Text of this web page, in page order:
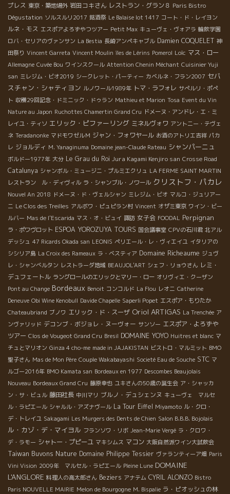
プレス 東京・築地場外 岩田コキさん レストラン・グラン８ Paris Bistro
Dégustation ソルスルリ2017 銘酒祭 Le Balaise lot 1417 コート・ド・レイヨン
ルネ・モス エスポアよろずやつツアー Petit Max キューヴェ・ヴォアラ 輪飲学園
ロバ・セリアのヴァンサン La Bestia 長崎アンペキャブル Damien COQUELET 神
田祭り Vincent Garreta Vincent Moulin îles de Lérins Pomerol Loïc マス・ロー
Allemagne Cuvée Bou ワインスクール Attention Chenin Méchant Cuisinier Yuji
san ミレジム・ビオ2019 シークレット・パーティー カベルネ・フラン2007 セバ
スチャン・シャティヨン ルノワール1989年 トマ・ラフォレ サぺルリ・ポぺ
ト 収穫29回記念・ドミニック・ドゥラン Mathieu et Marion Tosa Event du Vin
Nature au Japon Ruchottes Chamertin Grand Cru ドメーヌ・アンドレ・エ・ミ
レイユ・ティソ エリック・ピファーリング ミネルヴォワ アントニー・テヴェ
ネ Teradanonke マドモワゼルＭ ジャン・フォワヤール お酒のアトリエ吉祥 パカ
レ ジョルディ M. Yanaginuma Domaine jean-Claude Rateau シャンパーニュ
ボルドー1977年 大分 Le Grau du Roi Jura Kagami Kenjiro san Crosse Road
Catalunya シャンボル・ミュージニ・プルミエクリュ LA FERME SAINT MARTIN
レストラン ル・ディヴィル ラ・シャンブル・ノワール クリストフ・パカレ
Nouvel An 2018 ドメーヌ・ド・ヴェルシャン ミレジム・ビオ マルコ・ジュリアー
ニ Le Clos des Treilles アルボワ・ピュピラン村 Vincent オザミ東京 ワイン・ビー
ルバー Mas de l'Escarida マス・オ・ビュイ 諏訪 女子会 FOODAL Perpignan
ラ・ポワヴロット ESPOA YOROZUYA TOURS 国会議事堂 CPVの石川君 北アル
デッシュ 47 Ricards Okada san LEONIS ペリエール・レ・ヴィエイユ イタリアの
シシリア島 La Croix des Rameaux ラ・ベスティア Domaine Richeaume ジュヴ
レ・シャンべルタン レストラーダ地域 BEAUJOL'ART シェフ・リョウさん レミ・
デュフェートル ラングロールのエリックとマリー・ロー オリヴィエ・クーザン
Pont au Change Bordeaux Benoit コンコルド La Flou レオニ Catherine
Deneuve Obi Wine Kenobull Davide Chapelle Saperli Popet エスポア・もりたか
Chateaubriand ブノワ エリック・ド・スーザ Oriol ARTIGAS La Trenchée ア
ンヴァリッド デコンブ・ボジョレ・ヌーヴォー サンソー エスポア・よろずや
ツアー Clos de Vougeot Grand Cru Bresil DOMAINE YOYO Huitres et blanc マ
チュとマリオン Ginza 4 cho-me made in JAJAKISTAN ビストロ・マルミット BMO
聖子さん Mas de Mon Père Couple Wakabayashi Societé Eau de Souche STC マ
ルゴー2016年 BMO Kamata san Bordeaux en 1977 Descombes Beaujolais
Nouveau Bordeaux Grand Cru 藤原幸也 ユキさんの50歳の誕生会 ア・シャッカ
ン・サ・ビュル 藤田社長 中川マリ ブルノ・デュシェンヌ キューヴェ マルセ
ル・ラピエール シャルル・アズナヴール La Tour Eiffel Miyamoto ル・クロ・
デ・トレイユ Sakagami Les Murgers des Dents de Chien Salon B.B.B. Bojolais
ル・カゾ・デ・マイヨル フランソワ・リボ Jean-Marie Vergé ラ・クロワ・
デ・ラモー シャトー・プピーユ マキシムス マコン 大阪自然派ワイン大試飲会
Taiwan Buvons Nature Domaine Philippe Tessier ヴァランティーア畑 Paris
Vini Vision 2009年 マルセル・ラピエール Pleine Lune DOMAINE
L'ANGLORE 料理人の高太郎さん Beziers アナテム CYRIL ALONZO Bistro
Paris NOUVELLE MAIRIE Melon de Bourgogne M. Bispalie ラ・ピオッシュの林